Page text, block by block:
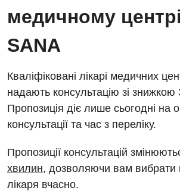
Відгуки
Відео
Ендоскопічне відділення
Інструментальна діагностика
Комп’ютерна томографія
Магнітно-резонансна томографія
Мамографія
Нейросонографія
Рентгенографія
Відділення кардіосудинної патології
Відділення невідкладних станів
Гінекологічне відділення
Денний стаціонар
Ендоскопічне відділення
Онкологічне відділлення
Декларування
Національний скринінг здоров’я 40+
медичному
SANA
Кваліфіковані лікарі медичних
надають консультацію зі знижкою
Пропозиція діє лише сьогодні на
консультації та час з переліку.
Пропозиції консультацій
хвилин, дозволяючи вам вибрати
лікаря вчасно.